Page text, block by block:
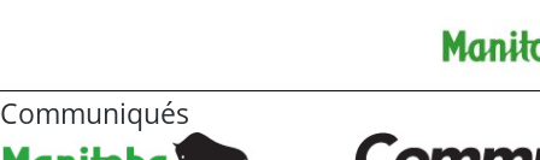
Communiqués